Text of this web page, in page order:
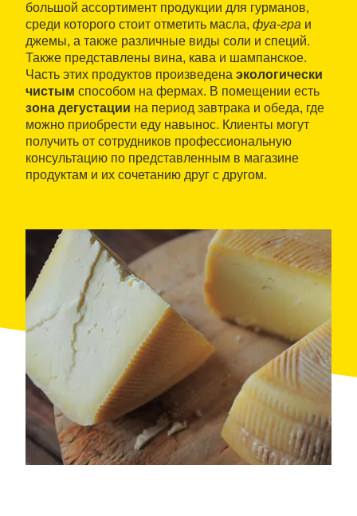
большой ассортимент продукции для гурманов,
среди которого стоит отметить масла, фуа-гра и
джемы, а также различные виды соли и специй.
Также представлены вина, кава и шампанское.
Часть этих продуктов произведена экологически
чистым способом на фермах. В помещении есть
зона дегустации на период завтрака и обеда, где
можно приобрести еду навынос. Клиенты могут
получить от сотрудников профессиональную
консультацию по представленным в магазине
продуктам и их сочетанию друг с другом.